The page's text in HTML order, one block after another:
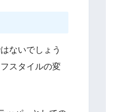
ないでしょう
スタイルの変